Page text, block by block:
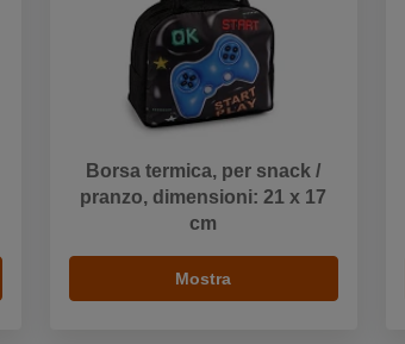
Borsa termica, per snack /
pranzo, dimensioni: 21 x 17
cm
Mostra